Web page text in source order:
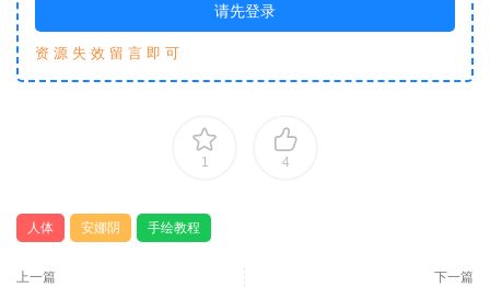
请先登录
资 源 失 效 留 言 即 可
1 4
人体 安娜阴 手绘教程
上一篇 下一篇